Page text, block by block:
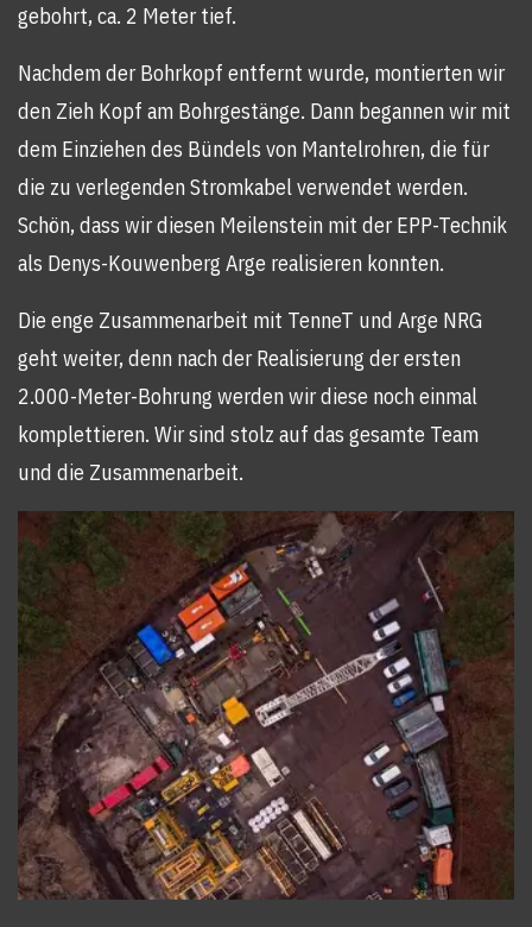
gebohrt, ca. 2 Meter tief.
Nachdem der Bohrkopf entfernt wurde, montierten wir
den Zieh Kopf am Bohrgestänge. Dann begannen wir mit
dem Einziehen des Bündels von Mantelrohren, die für
die zu verlegenden Stromkabel verwendet werden.
Schön, dass wir diesen Meilenstein mit der EPP-Technik
als Denys-Kouwenberg Arge realisieren konnten.
Die enge Zusammenarbeit mit TenneT und Arge NRG
geht weiter, denn nach der Realisierung der ersten
2.000-Meter-Bohrung werden wir diese noch einmal
komplettieren. Wir sind stolz auf das gesamte Team
und die Zusammenarbeit.